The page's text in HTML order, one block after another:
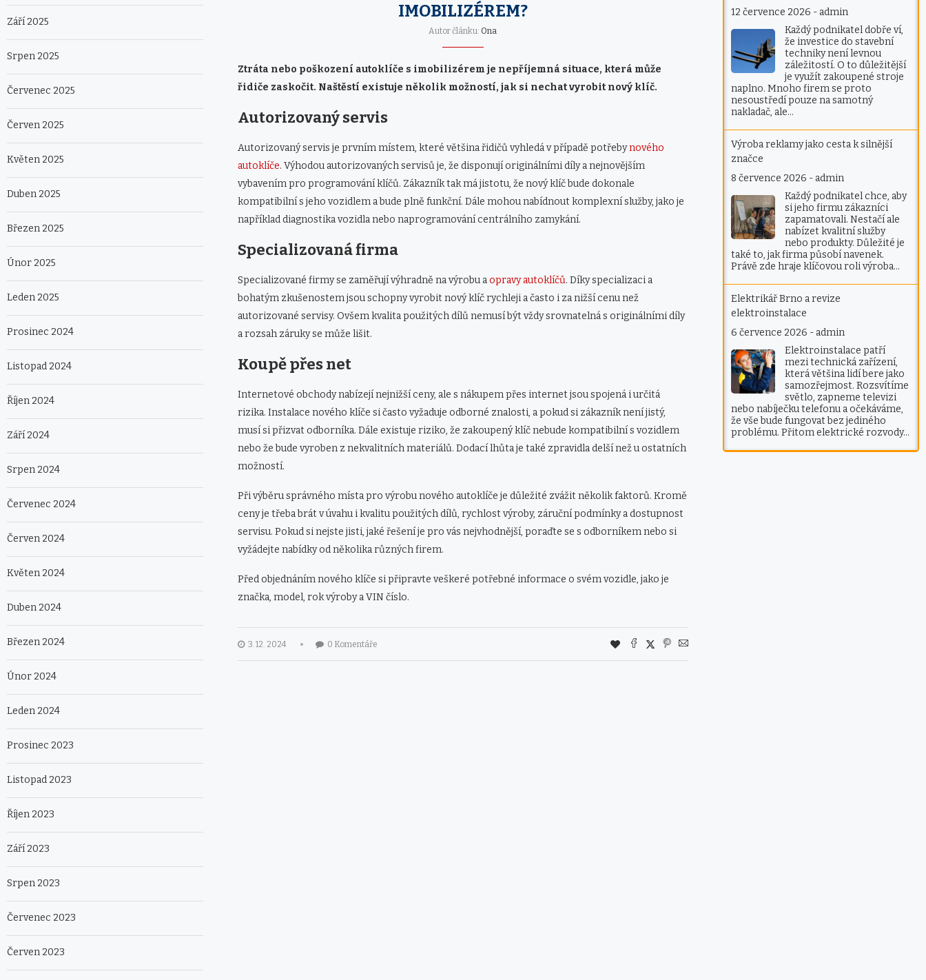
IMOBILIZÉREM?
Autor článku: Ona
Ztráta nebo poškození autoklíče s imobilizérem je nepříjemná situace, která může
řidiče zaskočit. Naštěstí existuje několik možností, jak si nechat vyrobit nový klíč.
Autorizovaný servis
Autorizovaný servis je prvním místem, které většina řidičů vyhledá v případě potřebynového
autoklíče. Výhodou autorizovaných servisů je, že disponují originálními díly a nejnovějším
vybavením pro programování klíčů. Zákazník tak má jistotu, že nový klíč bude dokonale
kompatibilní s jeho vozidlem a bude plně funkční. Dále mohou nabídnout komplexní služby, jako je
například diagnostika vozidla nebo naprogramování centrálního zamykání.
Specializovaná firma
Specializované firmy se zaměřují výhradně na výrobu aopravy autoklíčů. Díky specializaci a
bohatým zkušenostem jsou schopny vyrobit nový klíč rychleji a často i za nižší cenu než
autorizované servisy. Ovšem kvalita použitých dílů nemusí být vždy srovnatelná s originálními díly
a rozsah záruky se může lišit.
Koupě přes net
Internetové obchody nabízejí nejnižší ceny, ale s nákupem přes internet jsou spojená i určitá
rizika. Instalace nového klíče si často vyžaduje odborné znalosti, a pokud si zákazník není jistý,
musí si přizvat odborníka. Dále existuje riziko, že zakoupený klíč nebude kompatibilní s vozidlem
nebo že bude vyroben z nekvalitních materiálů. Dodací lhůta je také zpravidla delší než u ostatních
možností.
Při výběru správného místa pro výrobu nového autoklíče je důležité zvážit několik faktorů. Kromě
ceny je třeba brát v úvahu i kvalitu použitých dílů, rychlost výroby, záruční podmínky a dostupnost
servisu. Pokud si nejste jisti, jaké řešení je pro vás nejvhodnější, poraďte se s odborníkem nebo si
vyžádejte nabídky od několika různých firem.
Před objednáním nového klíče si připravte veškeré potřebné informace o svém vozidle, jako je
značka, model, rok výroby a VIN číslo.
3. 12. 2024 0 Komentáře
12 července 2026 - admin
Každý podnikatel dobře ví,
že investice do stavební
techniky není levnou
záležitostí. O to důležitější
je využít zakoupené stroje
naplno. Mnoho firem se proto
nesoustředí pouze na samotný
nakladač, ale…
Výroba reklamy jako cesta k silnější
značce
8 července 2026 - admin
Každý podnikatel chce, aby
si jeho firmu zákazníci
zapamatovali. Nestačí ale
nabízet kvalitní služby
nebo produkty. Důležité je
také to, jak firma působí navenek.
Právě zde hraje klíčovou roli výroba…
Elektrikář Brno a revize
elektroinstalace
6 července 2026 - admin
Elektroinstalace patří
mezi technická zařízení,
která většina lidí bere jako
samozřejmost. Rozsvítíme
světlo, zapneme televizi
nebo nabíječku telefonu a očekáváme,
že vše bude fungovat bez jediného
problému. Přitom elektrické rozvody…
Září 2025
Srpen 2025
Červenec 2025
Červen 2025
Květen 2025
Duben 2025
Březen 2025
Únor 2025
Leden 2025
Prosinec 2024
Listopad 2024
Říjen 2024
Září 2024
Srpen 2024
Červenec 2024
Červen 2024
Květen 2024
Duben 2024
Březen 2024
Únor 2024
Leden 2024
Prosinec 2023
Listopad 2023
Říjen 2023
Září 2023
Srpen 2023
Červenec 2023
Červen 2023